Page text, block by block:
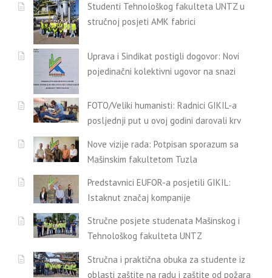
Studenti Tehnološkog fakulteta UNTZ u
stručnoj posjeti AMK fabrici
Uprava i Sindikat postigli dogovor: Novi
pojedinačni kolektivni ugovor na snazi
FOTO/Veliki humanisti: Radnici GIKIL-a
posljednji put u ovoj godini darovali krv
Nove vizije rada: Potpisan sporazum sa
Mašinskim fakultetom Tuzla
Predstavnici EUFOR-a posjetili GIKIL:
Istaknut značaj kompanije
Stručne posjete studenata Mašinskog i
Tehnološkog fakulteta UNTZ
Stručna i praktična obuka za studente iz
oblasti zaštite na radu i zaštite od požara